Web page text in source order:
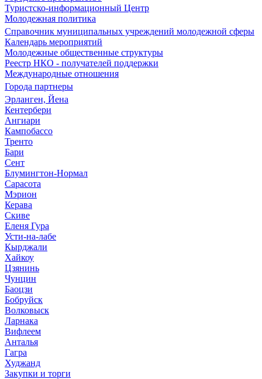
Туристско-информационный Центр
Молодежная политика
Справочник муниципальных учреждений молодежной сферы
Календарь мероприятий
Молодежные общественные структуры
Реестр НКО - получателей поддержки
Международные отношения
Города партнеры
Эрланген, Йена
Кентербери
Ангиари
Кампобассо
Тренто
Бари
Сент
Блумингтон-Нормал
Сарасота
Мэрион
Керава
Скиве
Еленя Гура
Усти-на-лабе
Кырджали
Хайкоу
Цзянинь
Чунцин
Баоцзи
Бобруйск
Волковыск
Ларнака
Вифлеем
Анталья
Гагра
Худжанд
Закупки и торги